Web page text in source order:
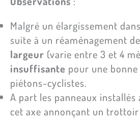
Malgré un élargissement
suite à un réaménagement
largeur (varie entre 3 et 4
insuffisante pour une
piétons-cyclistes.
A part les panneaux
cet axe annonçant un